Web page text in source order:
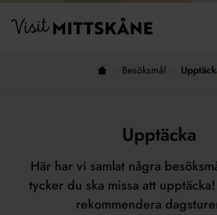
Hoppa till huvudinnehållet
Visit MittSkåne
Hem Besöksmål
Upptäcka
Här har vi samlat några
tycker du ska missa att
rekommendera